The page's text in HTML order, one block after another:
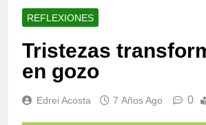
REFLEXIONES
Tristezas
en gozo
Edrei Acosta 7 Años Ago 0